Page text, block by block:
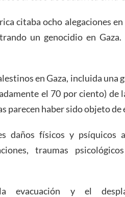
citaba ocho alegaciones
un genocidio en Gaza.
en Gaza, incluida una
el 70 por ciento) de
parecen haber sido objeto de
daños físicos y psíquicos
traumas
evacuación y el